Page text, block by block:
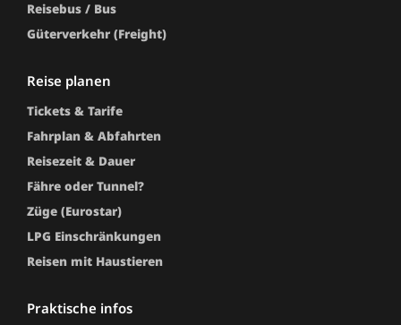
Reisebus / Bus
Güterverkehr (Freight)
reise planen
Tickets & Tarife
Fahrplan & Abfahrten
Reisezeit & Dauer
Fähre oder Tunnel?
Züge (Eurostar)
LPG Einschränkungen
Reisen mit Haustieren
praktische infos